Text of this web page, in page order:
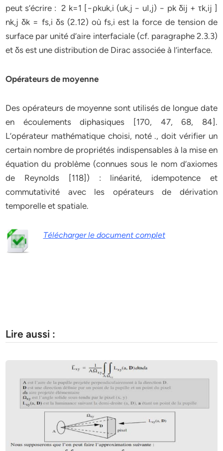
peut s’écrire : 2 k=1 [−ρkuk,i (uk,j − uI,j) − pk δij + τk,ij ]
nk,j δk = fs,i δs (2.12) où fs,i est la force de tension de
surface par unité d’aire interfaciale (cf. paragraphe 2.3.3)
et δs est une distribution de Dirac associée à l’interface.
Opérateurs de moyenne
Des opérateurs de moyenne sont utilisés de longue date
en écoulements diphasiques [170, 47, 68, 84].
L’opérateur mathématique choisi, noté ., doit vérifier un
certain nombre de propriétés indispensables à la mise en
équation du problème (connues sous le nom d’axiomes
de Reynolds [118]) : linéarité, idempotence et
commutativité avec les opérateurs de dérivation
temporelle et spatiale.
Télécharger le document complet
Lire aussi :